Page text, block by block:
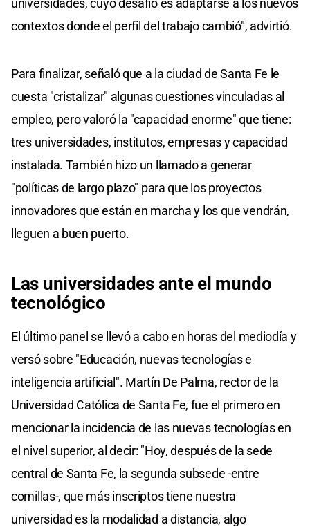
universidades, cuyo desafío es adaptarse a los nuevos
contextos donde el perfil del trabajo cambió", advirtió.
Para finalizar, señaló que a la ciudad de Santa Fe le
cuesta "cristalizar" algunas cuestiones vinculadas al
empleo, pero valoró la "capacidad enorme" que tiene:
tres universidades, institutos, empresas y capacidad
instalada. También hizo un llamado a generar
"políticas de largo plazo" para que los proyectos
innovadores que están en marcha y los que vendrán,
lleguen a buen puerto.
Las universidades ante el mundo
tecnológico
El último panel se llevó a cabo en horas del mediodía y
versó sobre "Educación, nuevas tecnologías e
inteligencia artificial". Martín De Palma, rector de la
Universidad Católica de Santa Fe, fue el primero en
mencionar la incidencia de las nuevas tecnologías en
el nivel superior, al decir: "Hoy, después de la sede
central de Santa Fe, la segunda subsede -entre
comillas-, que más inscriptos tiene nuestra
universidad es la modalidad a distancia, algo